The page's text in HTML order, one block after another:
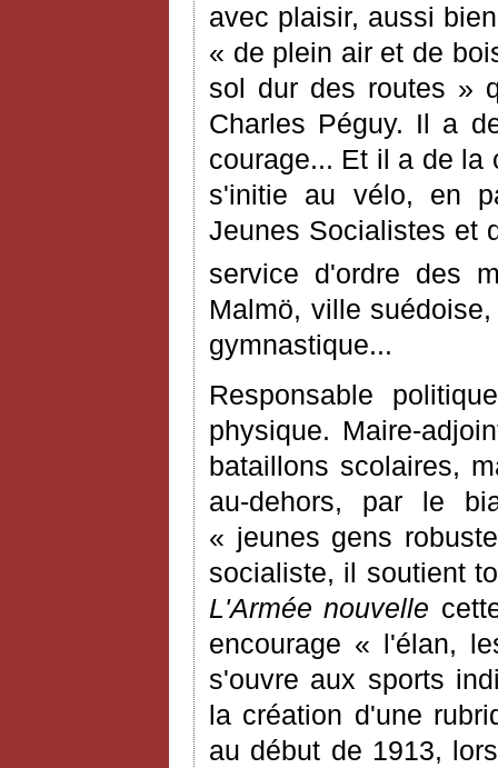
avec plaisir, aussi
« de plein air et de
sol dur des routes »
Charles Péguy. Il a
courage... Et il a de la
s'initie au vélo, en
Jeunes Socialistes et
service d'ordre des
Malmö, ville
gymnastique...
Responsable
physique. Maire-
bataillons scolaires,
au-dehors, par le
« jeunes gens
socialiste, il soutient
L'Armée nouvelle
encourage « l'élan,
s'ouvre aux sports
la création d'une
au début de 1913,